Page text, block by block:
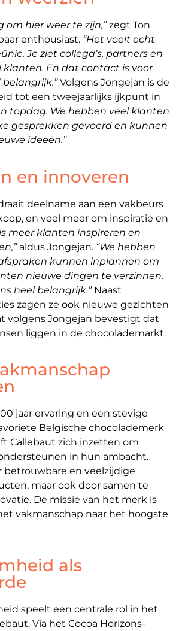
om hier weer te zijn,”zegt Ton
enthousiast. “Het voelt echt
Je ziet collega’s, partners en
klanten. En dat contact is voor
Volgens Jongejan is de
tot een tweejaarlijks ijkpunt in
topdag. We hebben veel klanten
gesprekken gevoerd en kunnen
ideeën.”
en innoveren
deelname aan een vakbeurs
en veel meer om inspiratie en
meer klanten inspireren en
aldus Jongejan. “We hebben
kunnen inplannen om
nieuwe dingen te verzinnen.
heel belangrijk.”Naast
zagen ze ook nieuwe gezichten
volgens Jongejan bevestigt dat
liggen in de chocolademarkt.
jaar ervaring en een stevige
Belgische chocolademerk
Callebaut zich inzetten om
in hun ambacht.
betrouwbare en veelzijdige
maar ook door samen te
De missie van het merk is
vakmanschap naar het hoogste
als
speelt een centrale rol in het
Via het Cocoa Horizons-